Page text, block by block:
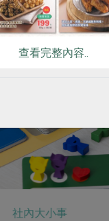
推薦閱讀
社內大小事
查看完整內容..